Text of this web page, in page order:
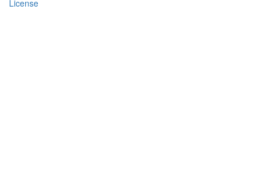
License